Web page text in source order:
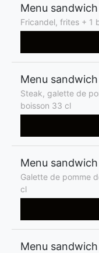
Menu
Fricandel, frites + 1
Menu
Steak, galette de
boisson 33 cl
Menu
Galette de pomme
cl
Menu